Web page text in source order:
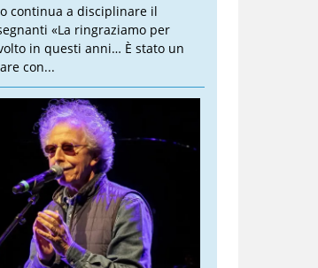
continua a disciplinare il
«La ringraziamo per
in questi anni… È stato un
con...